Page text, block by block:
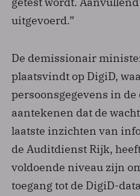
uitgevoerd.”
De demissionair
plaatsvindt op DigiD,
persoonsgegevens in
aantekenen dat de
laatste inzichten van
de Auditdienst Rijk,
voldoende niveau zijn
toegang tot de DigiD-